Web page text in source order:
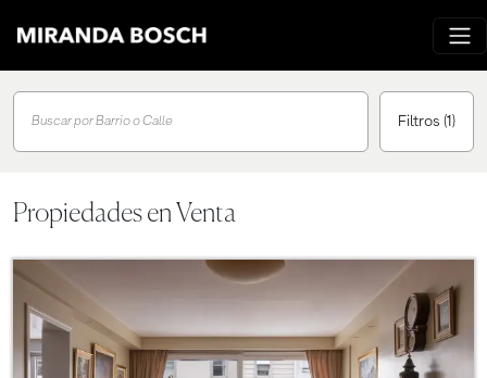
Buscar por Barrio o Calle Filtros (1)
Propiedades en Venta